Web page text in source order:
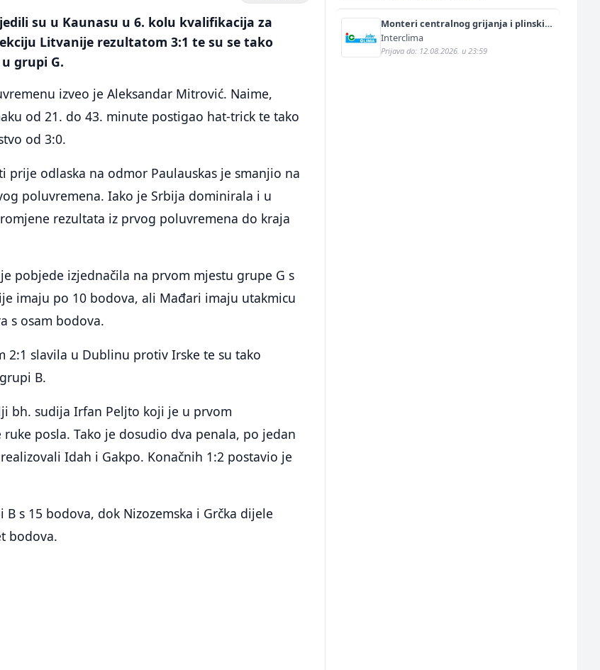
su u Kaunasu u 6. kolu kvalifikacija za
Litvanije rezultatom 3:1 te su se tako
grupi G.
izveo je Aleksandar Mitrović. Naime,
od 21. do 43. minute postigao hat-trick te tako
od 3:0.
odlaska na odmor Paulauskas je smanjio na
poluvremena. Iako je Srbija dominirala i u
rezultata iz prvog poluvremena do kraja
pobjede izjednačila na prvom mjestu grupe G s
imaju po 10 bodova, ali Mađari imaju utakmicu
s osam bodova.
2:1 slavila u Dublinu protiv Irske te su tako
B.
bh. sudija Irfan Peljto koji je u prvom
posla. Tako je dosudio dva penala, po jedan
Idah i Gakpo. Konačnih 1:2 postavio je
s 15 bodova, dok Nizozemska i Grčka dijele
bodova.
Monteri centralnog grijanja i plinskih
instalacija (m)
Interclima
Prijava do: 12.08.2026. u 23:59